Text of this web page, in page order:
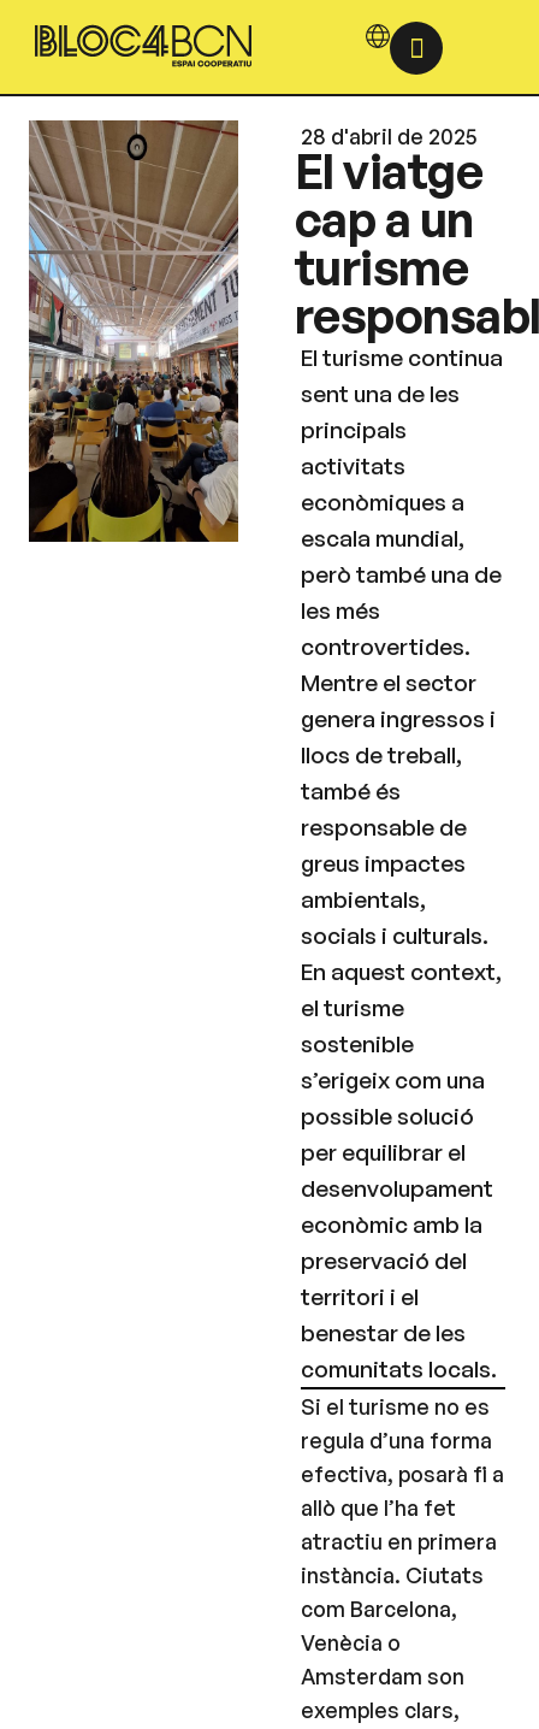
28 d'abril de 2025
El viatge
cap a un
turisme
El turisme continua
sent una de les
principals
activitats
econòmiques a
escala mundial,
però també una de
les més
controvertides.
Mentre el sector
genera ingressos i
llocs de treball,
també és
responsable de
greus impactes
ambientals,
socials i culturals.
En aquest context,
el turisme
sostenible
s’erigeix com una
possible solució
per equilibrar el
desenvolupament
econòmic amb la
preservació del
territori i el
benestar de les
comunitats locals.
Si el turisme no es
regula d’una forma
efectiva, posarà fi a
allò que l’ha fet
atractiu en primera
instància. Ciutats
com Barcelona,
Venècia o
Amsterdam son
exemples clars,